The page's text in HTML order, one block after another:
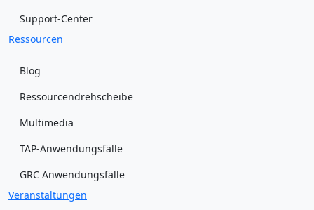
Support-Center
Ressourcen
Blog
Ressourcendrehscheibe
Multimedia
TAP-Anwendungsfälle
GRC Anwendungsfälle
Veranstaltungen